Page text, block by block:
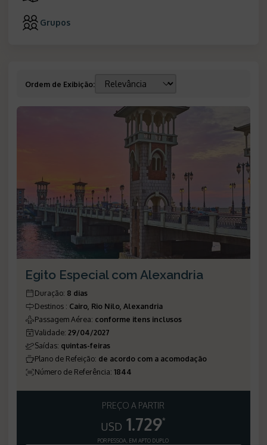
Grupos
Ordem de Exibição:
Egito Especial com Alexandria
Duração: 8 dias
Destinos : Cairo, Rio Nilo, Alexandria
Passagem Aérea: conforme itens inclusos
Validade: 29/04/2027
Saídas: quintas-feiras
Plano de Refeição: de acordo com a acomodação
Número de Referência: 1844
PREÇO A PARTIR
USD 1.729*
POR PESSOA, EM APTO DUPLO